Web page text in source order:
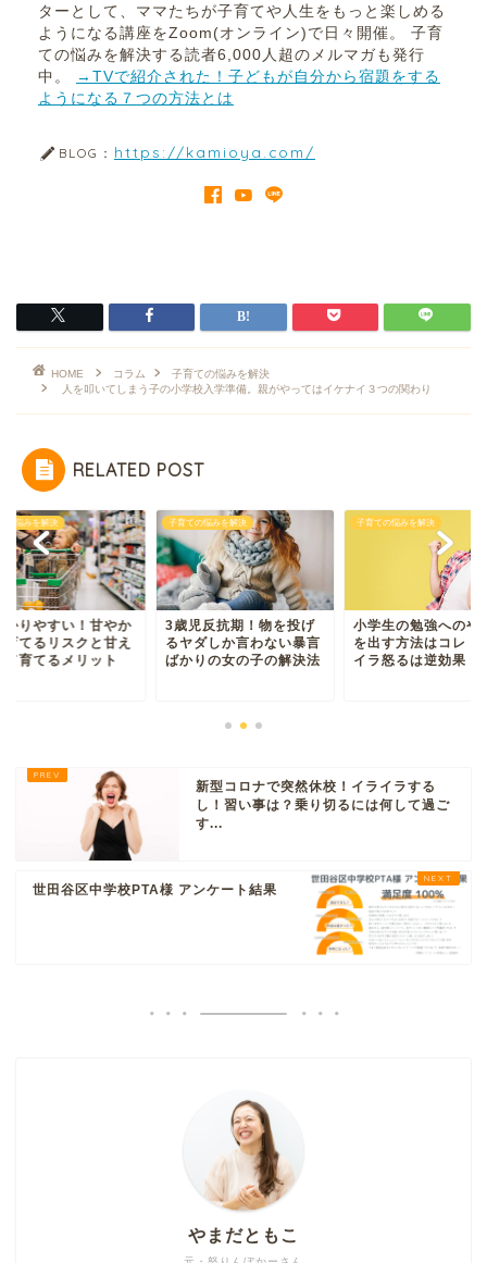
ターとして、ママたちが子育てや人生をもっと楽しめる
ようになる講座をZoom(オンライン)で日々開催。 子育
ての悩みを解決する読者6,000人超のメルマガも発行
中。
→TVで紹介された！子どもが自分から宿題をする
ようになる７つの方法とは
BLOG： https://kamioya.com/
HOME コラム
子育ての悩みを解決
人を叩いてしまう子の小学校入学準備。親がやってはイケナイ３つの関わり
RELATED POST
の悩みを解決
かりやすい！甘やか
育てるリスクと甘え
て育てるメリット
子育ての悩みを解決
3歳児反抗期！物を投げ
るヤダしか言わない暴言
ばかりの女の子の解決法
子育ての悩みを解決
小学生の勉強へのや
を出す方法はコレ！
イラ怒るは逆効果
新型コロナで突然休校！イライラする
し！習い事は？乗り切るには何して過ご
す...
世田谷区中学校PTA様 アンケート結果
やまだともこ